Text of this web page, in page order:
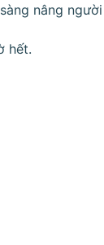
nâng người
hết.